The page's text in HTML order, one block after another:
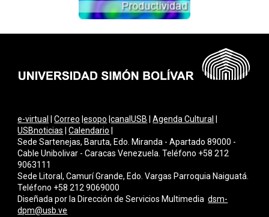
e-virtual |Correo |esopo |canalUSB |Agenda Cultural
USBnoticias |Calendario
Sede Sartenejas, Baruta, Edo. Miranda - Apartado 89000 -
Cable Unibolivar - Caracas Venezuela. Teléfono +58 212
9063111
Sede Litoral, Camurí Grande, Edo. Vargas Parroquia Naiguatá.
Teléfono +58 212 9069000
Diseñada por la Dirección de Servicios Multimediadsm-
dpm@usb.ve